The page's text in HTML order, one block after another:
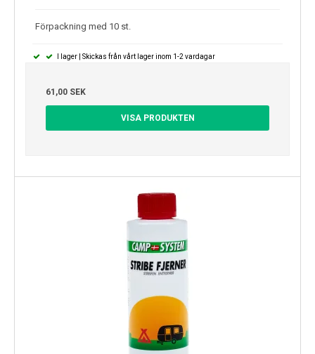
Förpackning med 10 st.
I lager | Skickas från vårt lager inom 1-2 vardagar
61,00 SEK
VISA PRODUKTEN